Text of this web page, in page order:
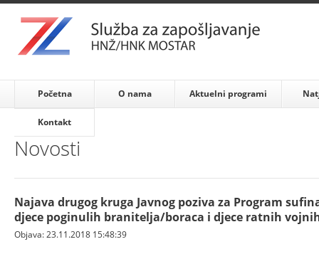
Početna O nama Aktuelni programi
Kontakt
Novosti
Najava drugog kruga Javnog poziva za Program
djece poginulih branitelja/boraca i djece ratnih
Objava: 23.11.2018 15:48:39